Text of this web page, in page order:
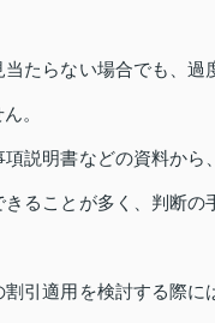
たらない場合でも、過
。
説明書などの資料から
ることが多く、判断の
割引適用を検討する際に